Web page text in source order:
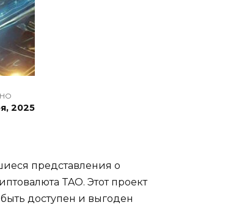
2025
представления о
TAO. Этот проект
доступен и выгоден